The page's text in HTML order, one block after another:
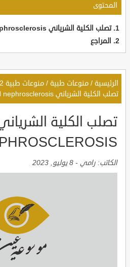
المحتوى
تصلب الكلية الشرياني Arterial nephrosclerosis
المراجع
الرئيسية / منوعات طبية / منوعات طبية 2
تصلب الكلية الشرياني Arterial nephrosclerosis
الكاتب: رامي - 8 يوليو, 2023